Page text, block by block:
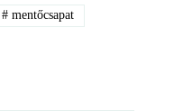
# mentőcsapat